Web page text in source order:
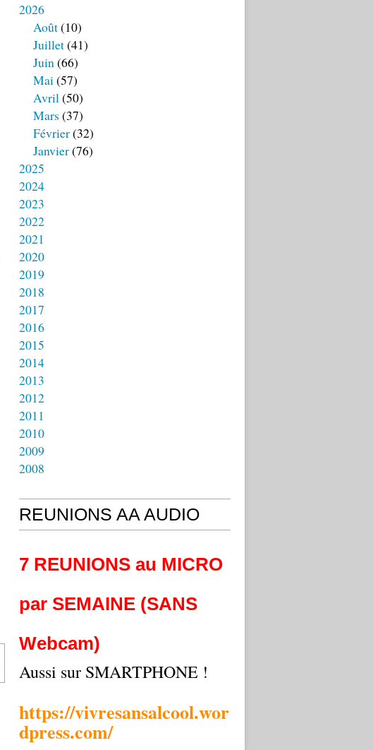
2026
Août(10)
Juillet(41)
Juin(66)
Mai(57)
Avril(50)
Mars (37)
Février(32)
Janvier(76)
2025
2024
2023
2022
2021
2020
2019
2018
2017
2016
2015
2014
2013
2012
2011
2010
2009
2008
REUNIONS AA AUDIO
7 REUNIONS au MICRO
par SEMAINE (SANS
Webcam)
Aussi sur SMARTPHONE !
https://vivresansalcool.wor
dpress.com/